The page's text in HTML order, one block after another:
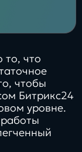
то, что
чтобы
Битрикс24
уровне.